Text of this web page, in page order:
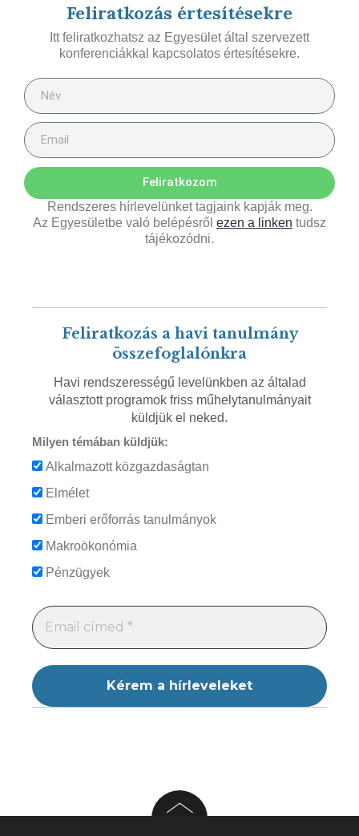
Feliratkozás értesítésekre
Itt feliratkozhatsz az Egyesület által szervezett
konferenciákkal kapcsolatos értesítésekre.
Feliratkozom
Rendszeres hírlevelünket tagjaink kapják meg.
Az Egyesületbe való belépésről ezen a linken tudsz
tájékozódni.
Feliratkozás a havi tanulmány
összefoglalónkra
Havi rendszerességű levelünkben az általad
választott programok friss műhelytanulmányait
küldjük el neked.
Milyen témában küldjük:
Alkalmazott közgazdaságtan
Elmélet
Emberi erőforrás tanulmányok
Makroökonómia
Pénzügyek